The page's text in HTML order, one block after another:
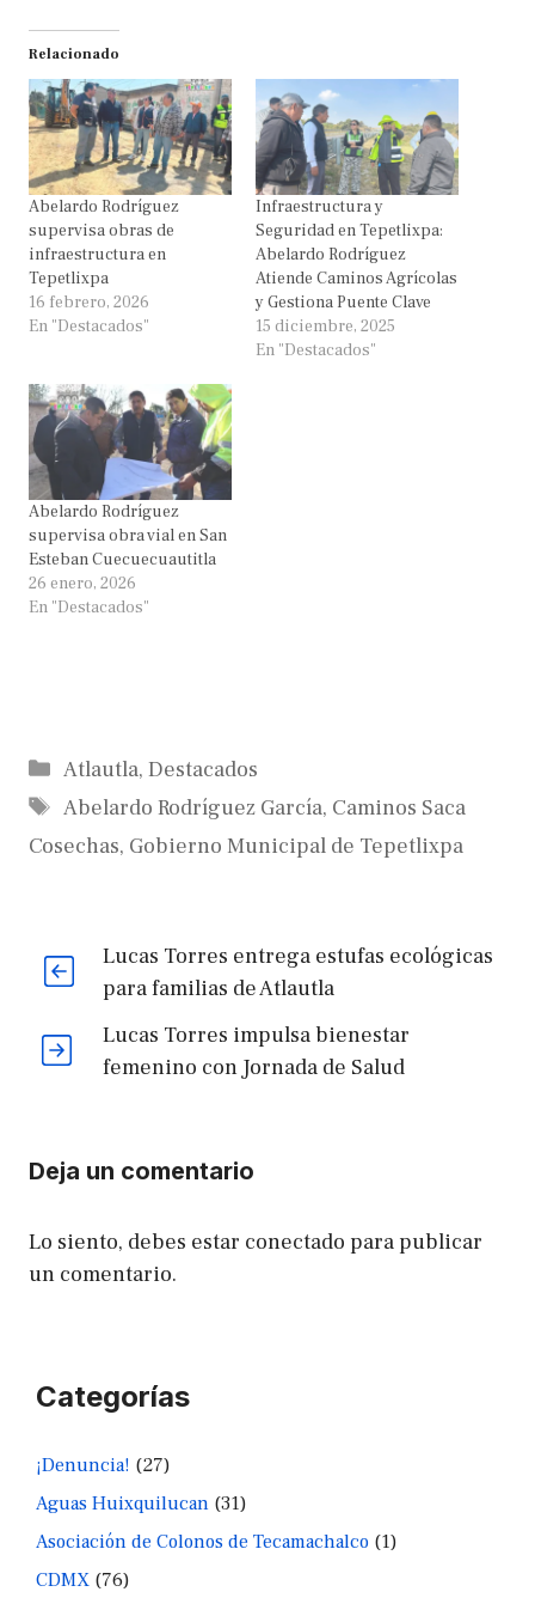
Relacionado
Abelardo Rodríguez
supervisa obras de
infraestructura en
Tepetlixpa
16 febrero, 2026
En "Destacados"
Infraestructura y
Seguridad en Tepetlixpa:
Abelardo Rodríguez
Atiende Caminos Agrícolas
y Gestiona Puente Clave
15 diciembre, 2025
En "Destacados"
Abelardo Rodríguez
supervisa obra vial en San
Esteban Cuecuecuautitla
26 enero, 2026
En "Destacados"
Categorías
Atlautla, Destacados
Etiquetas
Abelardo Rodríguez García, Caminos Saca
Cosechas, Gobierno Municipal de Tepetlixpa
Lucas Torres entrega estufas ecológicas
para familias de Atlautla
Lucas Torres impulsa bienestar
femenino con Jornada de Salud
Deja un comentario
Lo siento, debes estar conectado para publicar
un comentario.
Categorías
¡Denuncia! (27)
Aguas Huixquilucan (31)
Asociación de Colonos de Tecamachalco (1)
CDMX (76)